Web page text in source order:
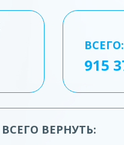
ВСЕГО:
ВСЕГО ВЕРНУТЬ: